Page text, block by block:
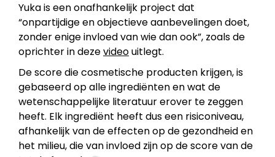
Yuka is een onafhankelijk project dat
“onpartijdige en objectieve aanbevelingen doet,
zonder enige invloed van wie dan ook”, zoals de
oprichter in dezevideouitlegt.
De score die cosmetische producten krijgen, is
gebaseerd op alle ingrediënten en wat de
wetenschappelijke literatuur erover te zeggen
heeft. Elk ingrediënt heeft dus een risiconiveau,
afhankelijk van de effecten op de gezondheid en
het milieu, die van invloed zijn op de score van de